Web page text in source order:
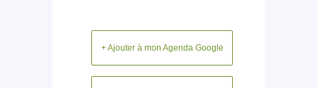
+ Ajouter à mon Agenda Google